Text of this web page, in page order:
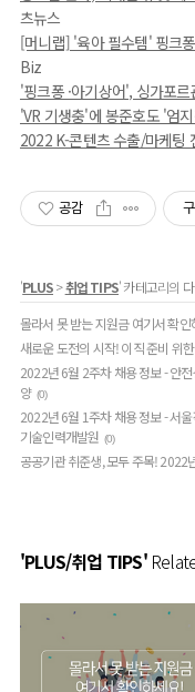
츠뉴스
[머니랩] '육아 필수템' 핑크
Biz
'핑크퐁 ·아기상어', 싱가포
'VR 기생충'에 봉준호도 '엄
2022 K-콘텐츠 수출/마케팅
공감
'PLUS>취업 TIPS' 카테고리의
몰라서 못 받는 지원금 여기서 확
새로운 도전의 시작! 이직 준비 위
2022년 6월 2주차 채용 정보 - 안
양 (0)
2022년 6월 1주차 채용 정보 - 서
기술인력개발원 (0)
공공기관 취준생, 모두 주목! 2022
'PLUS/취업 TIPS'